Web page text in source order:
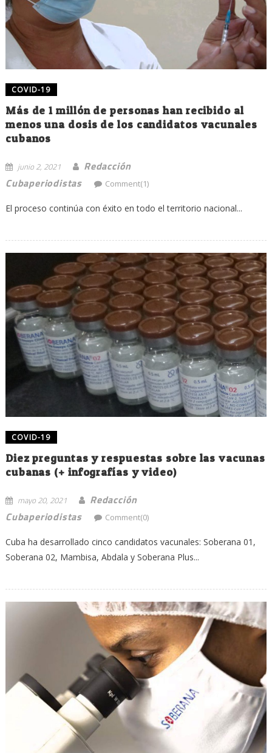
COVID-19
Más de 1 millón de personas han recibido al
menos una dosis de los candidatos vacunales
cubanos
junio 2, 2021
Redacción
Cubaperiodistas
Comment(1)
El proceso continúa con éxito en todo el territorio nacional...
COVID-19
Diez preguntas y respuestas sobre las vacunas
cubanas (+ infografías y video)
mayo 20, 2021
Redacción
Cubaperiodistas
Comment(0)
Cuba ha desarrollado cinco candidatos vacunales: Soberana 01,
Soberana 02, Mambisa, Abdala y Soberana Plus...